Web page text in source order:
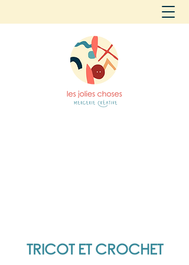
TRICOT ET CROCHET